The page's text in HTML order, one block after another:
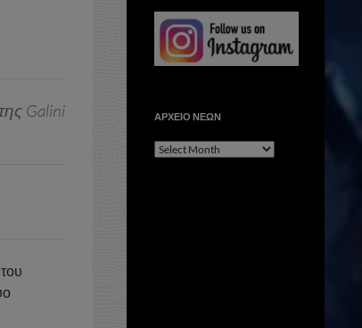
Galini
ΑΡΧΕΙΟ ΝΕΩΝ
ΑΡΧΕΙΟ